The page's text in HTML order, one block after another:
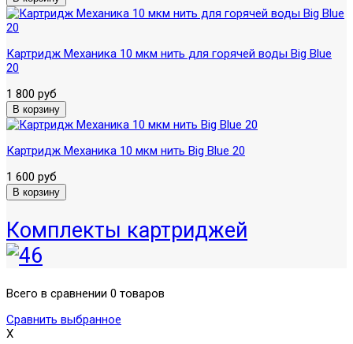
Картридж Механика 10 мкм нить для горячей воды Big Blue
20
1 800 руб
Картридж Механика 10 мкм нить Вig Blue 20
1 600 руб
Комплекты картриджей
Всего в сравнении 0 товаров
Сравнить выбранное
X